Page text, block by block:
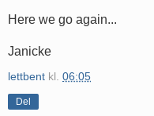
Here we go again...
Janicke
lettbent kl. 06:05
Del